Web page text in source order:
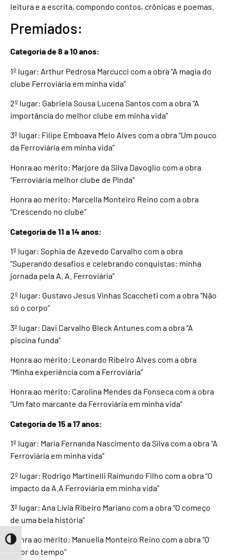
Toggle High Contrast
leitura e a escrita, compondo contos, crônicas e poemas.
Premiados:
Categoria de 8 a 10 anos:
1º lugar: Arthur Pedrosa Marcucci com a obra “A magia do
clube Ferroviária em minha vida”
2º lugar: Gabriela Sousa Lucena Santos com a obra “A
importância do melhor clube em minha vida”
3º lugar: Filipe Emboava Melo Alves com a obra “Um pouco
da Ferroviária em minha vida”
Honra ao mérito: Marjore da Silva Davoglio com a obra
“Ferroviária melhor clube de Pinda”
Honra ao mérito: Marcella Monteiro Reino com a obra
“Crescendo no clube”
Categoria de 11 a 14 anos:
1º lugar: Sophia de Azevedo Carvalho com a obra
“Superando desafios e celebrando conquistas: minha
jornada pela A. A. Ferroviária”
2º lugar: Gustavo Jesus Vinhas Scaccheti com a obra “Não
só o corpo”
3º lugar: Davi Carvalho Bleck Antunes com a obra “A
piscina funda”
Honra ao mérito: Leonardo Ribeiro Alves com a obra
“Minha experiência com a Ferroviária”
Honra ao mérito: Carolina Mendes da Fonseca com a obra
“Um fato marcante da Ferroviária em minha vida”
Categoria de 15 a 17 anos:
1º lugar: Maria Fernanda Nascimento da Silva com a obra “A
Ferroviária em minha vida”
2º lugar: Rodrigo Martinelli Raimundo Filho com a obra “O
impacto da A.A Ferroviária em minha vida”
3º lugar: Ana Lívia Ribeiro Mariano com a obra “O começo
de uma bela história”
Honra ao mérito: Manuella Monteiro Reino com a obra “O
valor do tempo”